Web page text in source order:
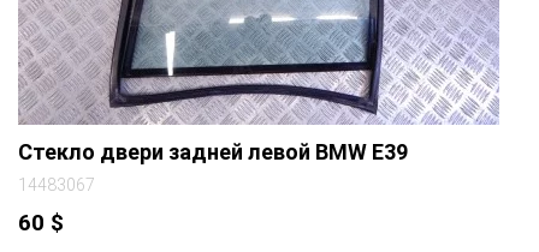
Стекло двери задней левой BMW E39
14483067
60 $